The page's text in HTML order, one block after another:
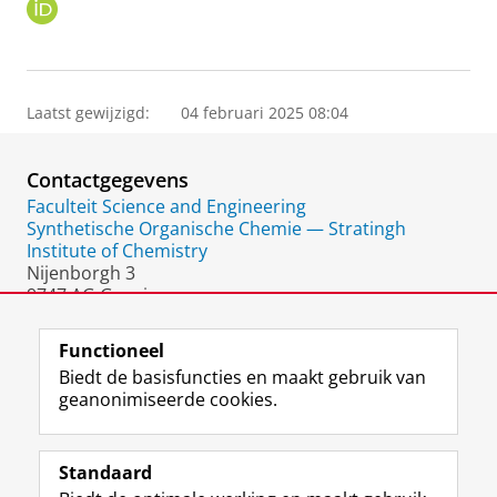
I
Laatst gewijzigd: 04 februari 2025 08:04
Contactgegevens
Faculteit Science and Engineering
Synthetische Organische Chemie — Stratingh
Institute of Chemistry
Nijenborgh 3
9747 AG Groningen
Volg de RUG
F
a
L
i
R
S
I
n
Y
o
Functioneel
Biedt de basisfuncties en maakt gebruik van
geanonimiseerde cookies.
Standaard